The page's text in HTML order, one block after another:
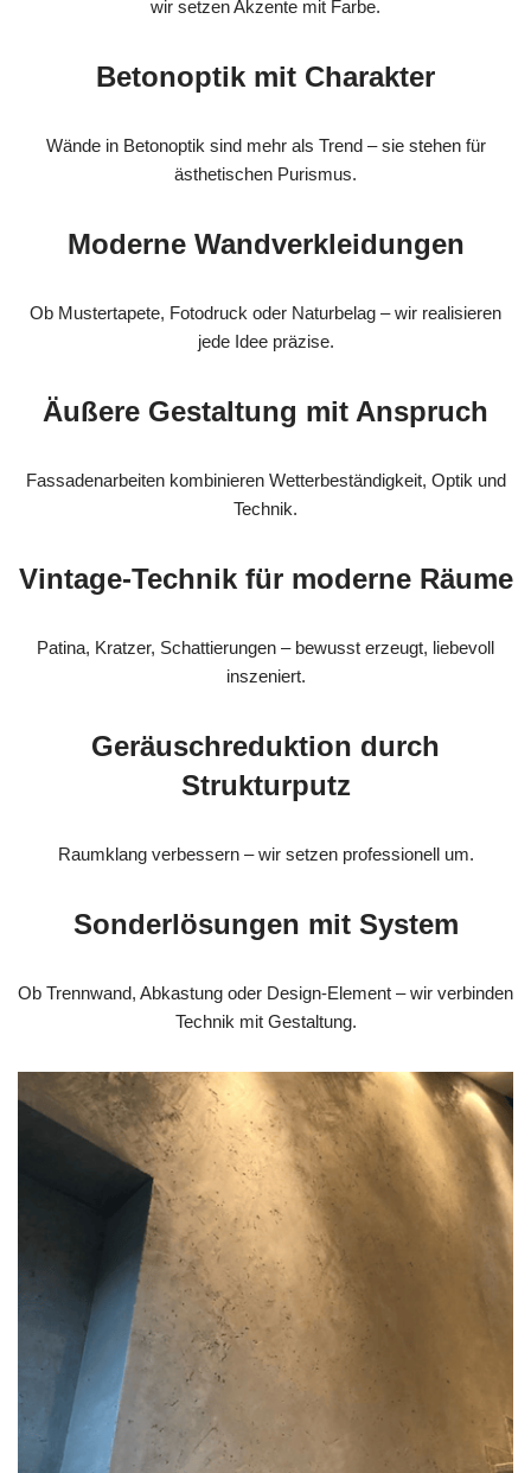
wir setzen Akzente mit Farbe.
Betonoptik mit Charakter
Wände in Betonoptik sind mehr als Trend – sie stehen für
ästhetischen Purismus.
Moderne Wandverkleidungen
Ob Mustertapete, Fotodruck oder Naturbelag – wir realisieren
jede Idee präzise.
Äußere Gestaltung mit Anspruch
Fassadenarbeiten kombinieren Wetterbeständigkeit, Optik und
Technik.
Vintage-Technik für moderne Räume
Patina, Kratzer, Schattierungen – bewusst erzeugt, liebevoll
inszeniert.
Geräuschreduktion durch
Strukturputz
Raumklang verbessern – wir setzen professionell um.
Sonderlösungen mit System
Ob Trennwand, Abkastung oder Design-Element – wir verbinden
Technik mit Gestaltung.